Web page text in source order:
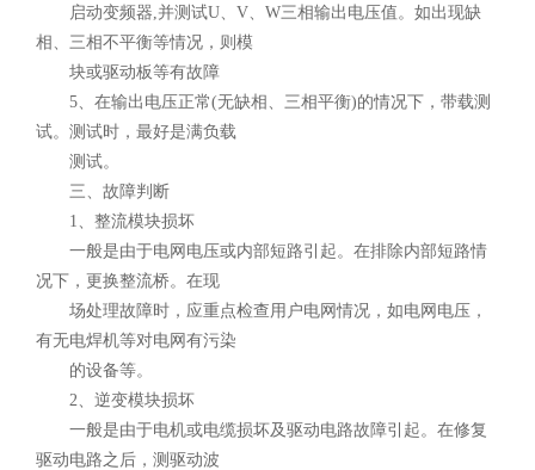
启动变频器,并测试U、V、W三相输出电压值。如出现缺
相、三相不平衡等情况，则模
块或驱动板等有故障
5、在输出电压正常(无缺相、三相平衡)的情况下，带载测
试。测试时，最好是满负载
测试。
三、故障判断
1、整流模块损坏
一般是由于电网电压或内部短路引起。在排除内部短路情
况下，更换整流桥。在现
场处理故障时，应重点检查用户电网情况，如电网电压，
有无电焊机等对电网有污染
的设备等。
2、逆变模块损坏
一般是由于电机或电缆损坏及驱动电路故障引起。在修复
驱动电路之后，测驱动波